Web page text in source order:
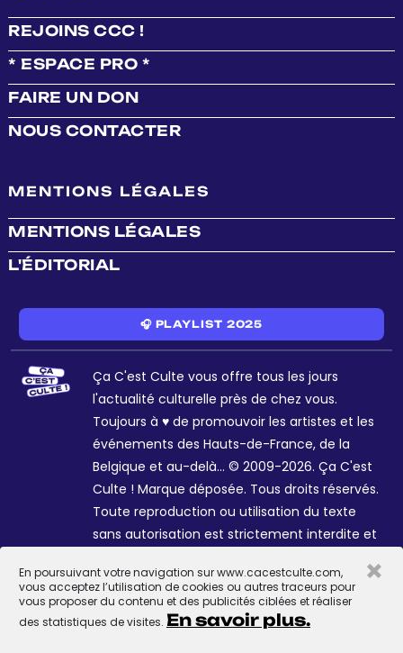
En poursuivant votre navigation sur www.cacestculte.com,
vous acceptez l’utilisation de cookies ou autres traceurs pour
vous proposer du contenu et des publicités ciblées et réaliser
des statistiques de visites. En savoir plus.
×
REJOINS CCC !
* ESPACE PRO *
FAIRE UN DON
NOUS CONTACTER
MENTIONS LÉGALES
MENTIONS LÉGALES
L'ÉDITORIAL
🎧 PLAYLIST 2025
Ça C'est Culte vous offre tous les jours
l'actualité culturelle près de chez vous.
Toujours à ♥ de promouvoir les artistes et les
événements des Hauts-de-France, de la
Belgique et au-delà... © 2009-2026. Ça C'est
Culte ! Marque déposée. Tous droits réservés.
Toute reproduction ou utilisation du texte
sans autorisation est strictement interdite et
Sophie R. et Céline Galant.